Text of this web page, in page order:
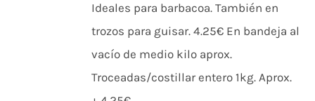
Ideales para barbacoa. También en
trozos para guisar. 4.25€ En bandeja al
vacío de medio kilo aprox.
Troceadas/costillar entero 1kg. Aprox.